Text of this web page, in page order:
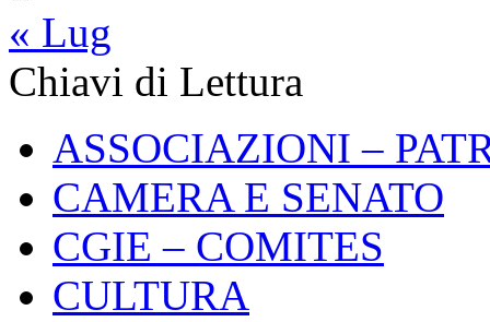
« Lug
Chiavi di Lettura
ASSOCIAZIONI –
CAMERA E SENATO
CGIE – COMITES
CULTURA